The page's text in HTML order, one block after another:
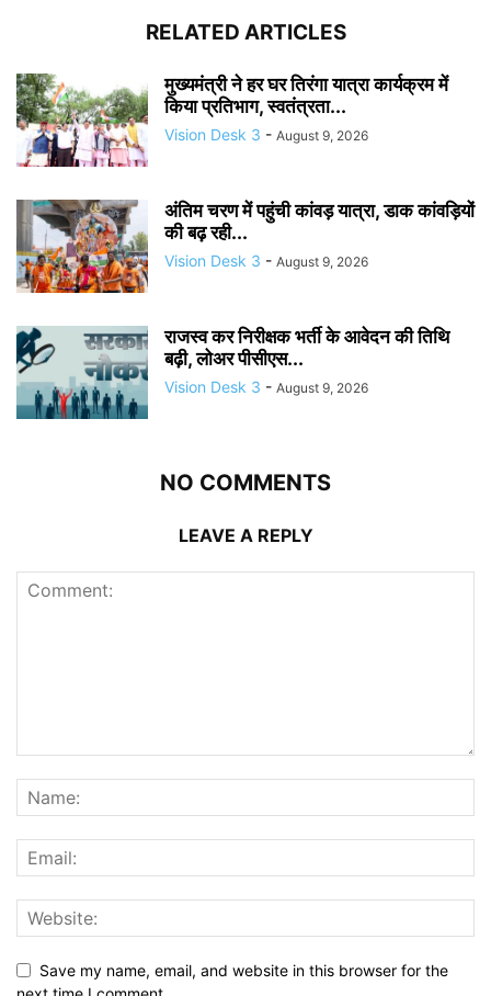
RELATED ARTICLES
मुख्यमंत्री ने हर घर तिरंगा यात्रा कार्यक्रम में
किया प्रतिभाग, स्वतंत्रता...
Vision Desk 3 - August 9, 2026
अंतिम चरण में पहुंची कांवड़ यात्रा, डाक कांवड़ियों
की बढ़ रही...
Vision Desk 3 - August 9, 2026
राजस्व कर निरीक्षक भर्ती के आवेदन की तिथि
बढ़ी, लोअर पीसीएस...
Vision Desk 3 - August 9, 2026
NO COMMENTS
LEAVE A REPLY
Save my name, email, and website in this browser for the